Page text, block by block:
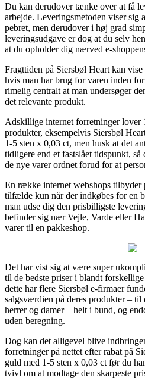
Du kan derudover tænke over at få
arbejde. Leveringsmetoden viser sig
pebret, men derudover i høj grad
leveringsudgave er dog at du selv
at du opholder dig nærved e-
Fragttiden på Siersbøl Heart kan
hvis man har brug for varen inden
rimelig centralt at man undersøger
det relevante produkt.
Adskillige internet forretninger lover
produkter, eksempelvis Siersbøl
1-5 sten x 0,03 ct, men husk at det
tidligere end et fastslået tidspunkt,
de nye varer ordnet forud for at
En række internet webshops tilbyder
tilfælde kun når der indkøbes for en
man udse dig den prisbilligste
befinder sig nær Vejle, Varde eller
varer til en pakkeshop.
Det har vist sig at være super
til de bedste priser i blandt
dette har flere Siersbøl e-firmaer
salgsværdien på deres produkter – til
herrer og damer – helt i bund, og
uden beregning.
Dog kan det alligevel blive
forretninger på nettet efter rabat på
guld med 1-5 sten x 0,03 ct før du
tvivl om at modtage den skarpeste